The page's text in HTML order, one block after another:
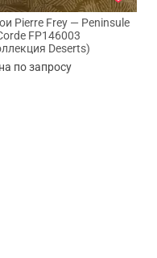
Pierre Frey — Peninsule
FP146003
Deserts)
по запросу